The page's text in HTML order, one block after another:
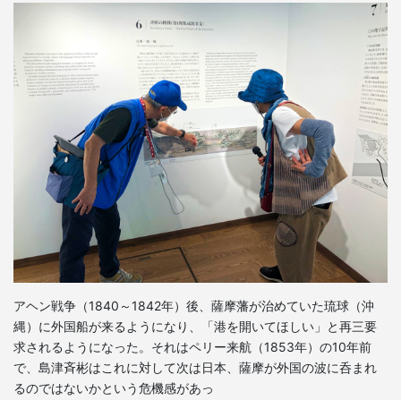
アヘン戦争（1840～1842年）後、薩摩藩が治めていた琉球（沖
縄）に外国船が来るようになり、「港を開いてほしい」と再三要
求されるようになった。それはペリー来航（1853年）の10年前
で、島津斉彬はこれに対して次は日本、薩摩が外国の波に呑まれ
るのではないかという危機感があっ